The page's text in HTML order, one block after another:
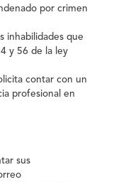
por crimen
inhabilidades que
y 56 de la ley
contar con un
profesional en
sus